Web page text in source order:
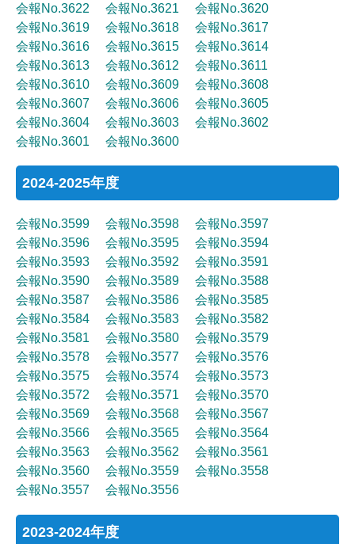
会報No.3622
会報No.3621
会報No.3620
会報No.3619
会報No.3618
会報No.3617
会報No.3616
会報No.3615
会報No.3614
会報No.3613
会報No.3612
会報No.3611
会報No.3610
会報No.3609
会報No.3608
会報No.3607
会報No.3606
会報No.3605
会報No.3604
会報No.3603
会報No.3602
会報No.3601
会報No.3600
2024-2025年度
会報No.3599 会報No.3598
会報No.3597
会報No.3596
会報No.3595
会報No.3594
会報No.3593
会報No.3592
会報No.3591
会報No.3590
会報No.3589
会報No.3588
会報No.3587
会報No.3586
会報No.3585
会報No.3584
会報No.3583
会報No.3582
会報No.3581
会報No.3580
会報No.3579
会報No.3578
会報No.3577
会報No.3576
会報No.3575
会報No.3574
会報No.3573
会報No.3572
会報No.3571
会報No.3570
会報No.3569
会報No.3568
会報No.3567
会報No.3566
会報No.3565
会報No.3564
会報No.3563
会報No.3562
会報No.3561
会報No.3560
会報No.3559
会報No.3558
会報No.3557
会報No.3556
2023-2024年度